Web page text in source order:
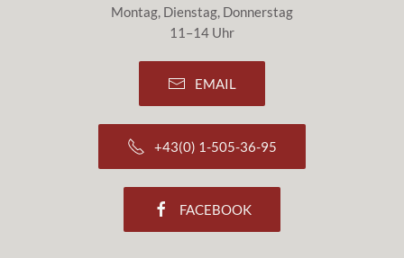
Montag, Dienstag, Donnerstag
11–14 Uhr
EMAIL
+43(0) 1-505-36-95
FACEBOOK